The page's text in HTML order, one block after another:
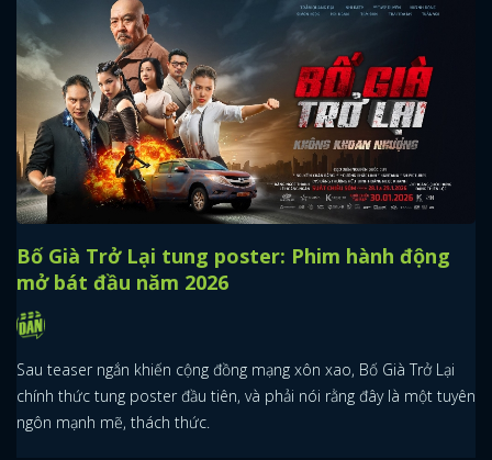
Bố Già Trở Lại tung poster: Phim hành động
mở bát đầu năm 2026
Sau teaser ngắn khiến cộng đồng mạng xôn xao, Bố Già Trở Lại
chính thức tung poster đầu tiên, và phải nói rằng đây là một tuyên
ngôn mạnh mẽ, thách thức.